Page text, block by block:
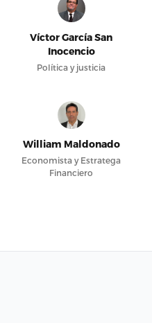
Víctor García San
Inocencio
Política y justicia
William Maldonado
Economista y Estratega
Financiero